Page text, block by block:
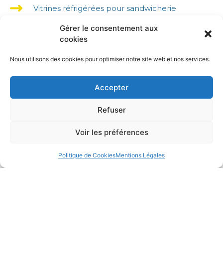
Gérer le consentement aux
cookies
Nous utilisons des cookies pour optimiser notre site web et nos services.
Accepter
Refuser
Voir les préférences
Politique de CookiesMentions Légales
Vitrines réfrigérées pour sandwicherie
Vitrines réfrigérées pour supermarché
2BT CONCEPT C'EST :